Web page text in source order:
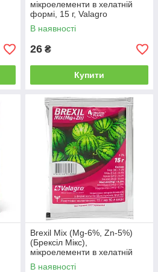
мікроелементи в хелатній
формі, 15 г, Valagro
В наявності
26 ₴
Купити
Brexil Mix (Mg-6%, Zn-5%)
(Брексіл Мікс),
мікроелементи в хелатній
формі, 15 г, Valagro
В наявності